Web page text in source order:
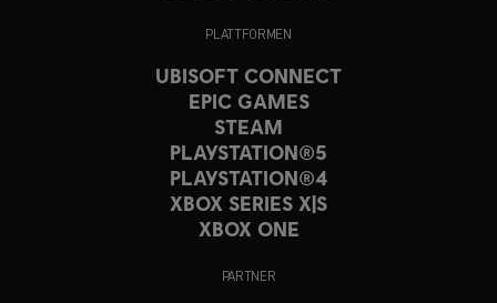
PLATTFORMEN
UBISOFT CONNECT
EPIC GAMES
STEAM
PLAYSTATION®5
PLAYSTATION®4
XBOX SERIES X|S
XBOX ONE
PARTNER